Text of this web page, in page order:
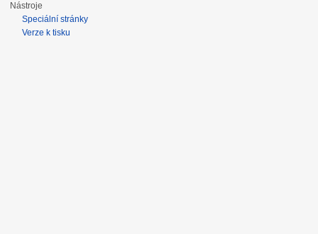
Nástroje
Speciální stránky
Verze k tisku